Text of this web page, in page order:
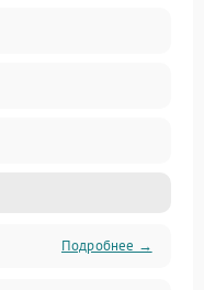
Подробнее →